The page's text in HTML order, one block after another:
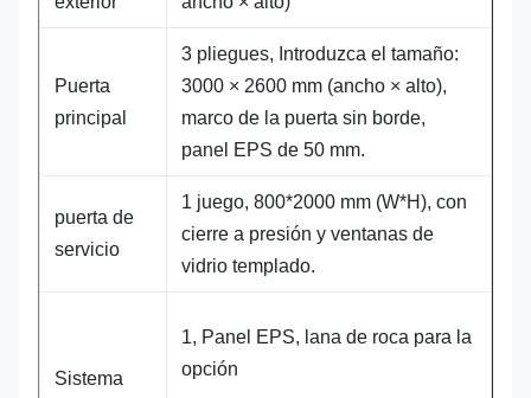
Puerta
principal
3 pliegues, Introduzca el tamaño:
3000 × 2600 mm (ancho × alto),
marco de la puerta sin borde,
panel EPS de 50 mm.
puerta de
servicio
1 juego, 800*2000 mm (W*H), con
cierre a presión y ventanas de
vidrio templado.
Sistema
1, Panel EPS, lana de roca para la
opción